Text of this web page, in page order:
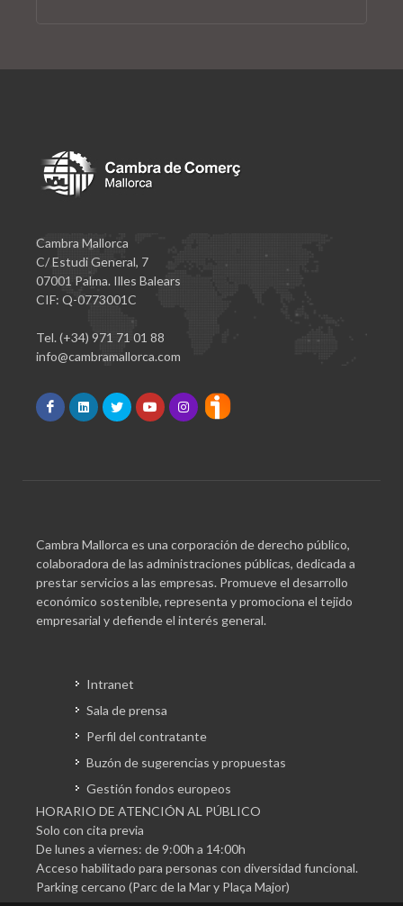
Cambra Mallorca
C/ Estudi General, 7
07001 Palma. Illes Balears
CIF: Q-0773001C
Tel. (+34) 971 71 01 88
info@cambramallorca.com
Cambra Mallorca es una corporación de derecho público,
colaboradora de las administraciones públicas, dedicada a
prestar servicios a las empresas. Promueve el desarrollo
económico sostenible, representa y promociona el tejido
empresarial y defiende el interés general.
Intranet
Sala de prensa
Perfil del contratante
Buzón de sugerencias y propuestas
Gestión fondos europeos
HORARIO DE ATENCIÓN AL PÚBLICO
Solo con cita previa
De lunes a viernes: de 9:00h a 14:00h
Acceso habilitado para personas con diversidad funcional.
Parking cercano (Parc de la Mar y Plaça Major)